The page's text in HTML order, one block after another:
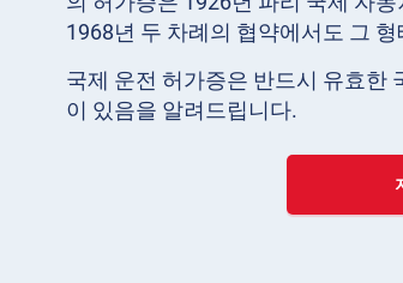
1968년 두 차례의 협약에서도 그
국제 운전 허가증은 반드시 유효한
이 있음을 알려드립니다.